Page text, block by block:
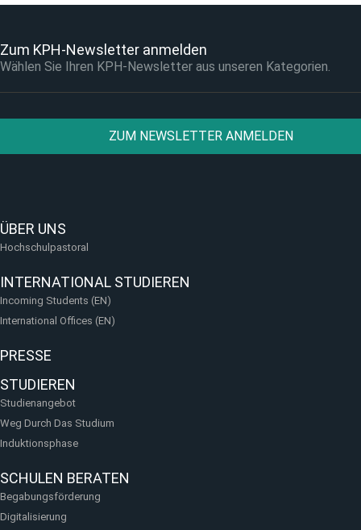
Zum KPH-Newsletter anmelden
Wählen Sie Ihren KPH-Newsletter aus unseren Kategorien.
ZUM NEWSLETTER ANMELDEN
ÜBER UNS
Hochschulpastoral
INTERNATIONAL STUDIEREN
Incoming Students (EN)
International Offices (EN)
PRESSE
STUDIEREN
Studienangebot
Weg Durch Das Studium
Induktionsphase
SCHULEN BERATEN
Begabungsförderung
Digitalisierung